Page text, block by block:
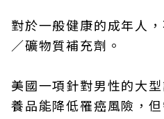
對於一般健康的成年人
／礦物質補充劑。
美國一項針對男性的大
養品能降低罹癌風險，